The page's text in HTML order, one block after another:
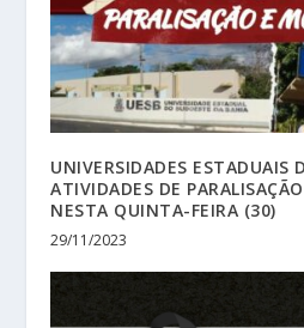
UNIVERSIDADES ESTADUAIS
ATIVIDADES DE
NESTA QUINTA-FEIRA (30)
29/11/2023